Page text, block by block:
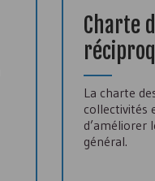
Charte
La charte
collectivités
d’améliorer
général.